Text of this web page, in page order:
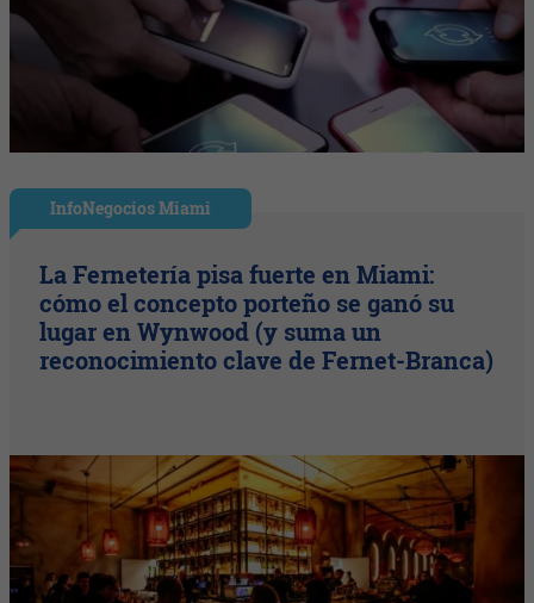
InfoNegocios Miami
La Fernetería pisa fuerte en Miami:
cómo el concepto porteño se ganó su
lugar en Wynwood (y suma un
reconocimiento clave de Fernet-Branca)